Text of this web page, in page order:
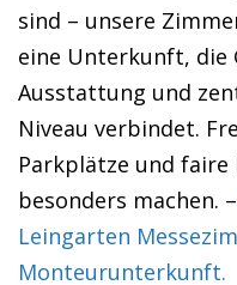
sind – unsere
eine Unterkunft, die
Ausstattung und
Niveau verbindet.
Parkplätze und
besonders machen. –
Leingarten
Monteurunterkunft.